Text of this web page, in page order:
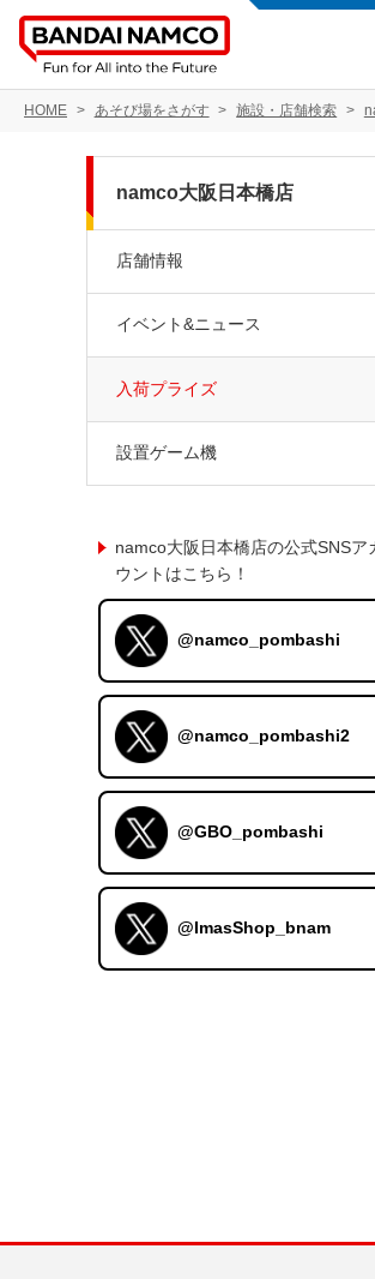
HOME あそび場をさがす 施設・店舗検索
namco大阪日本橋店
店舗情報
イベント&ニュース
入荷プライズ
設置ゲーム機
namco大阪日本橋店の公式SNSア
ウントはこちら！
@namco_pombashi
@namco_pombashi2
@GBO_pombashi
@ImasShop_bnam